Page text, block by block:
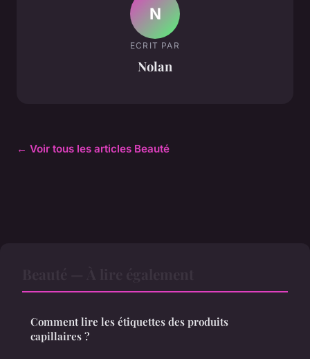
N
ECRIT PAR
Nolan
← Voir tous les articles Beauté
Comment lire les étiquettes des produits
capillaires ?